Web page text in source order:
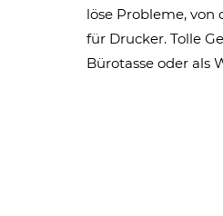
löse Probleme, von
für Drucker. Tolle
Bürotasse oder als